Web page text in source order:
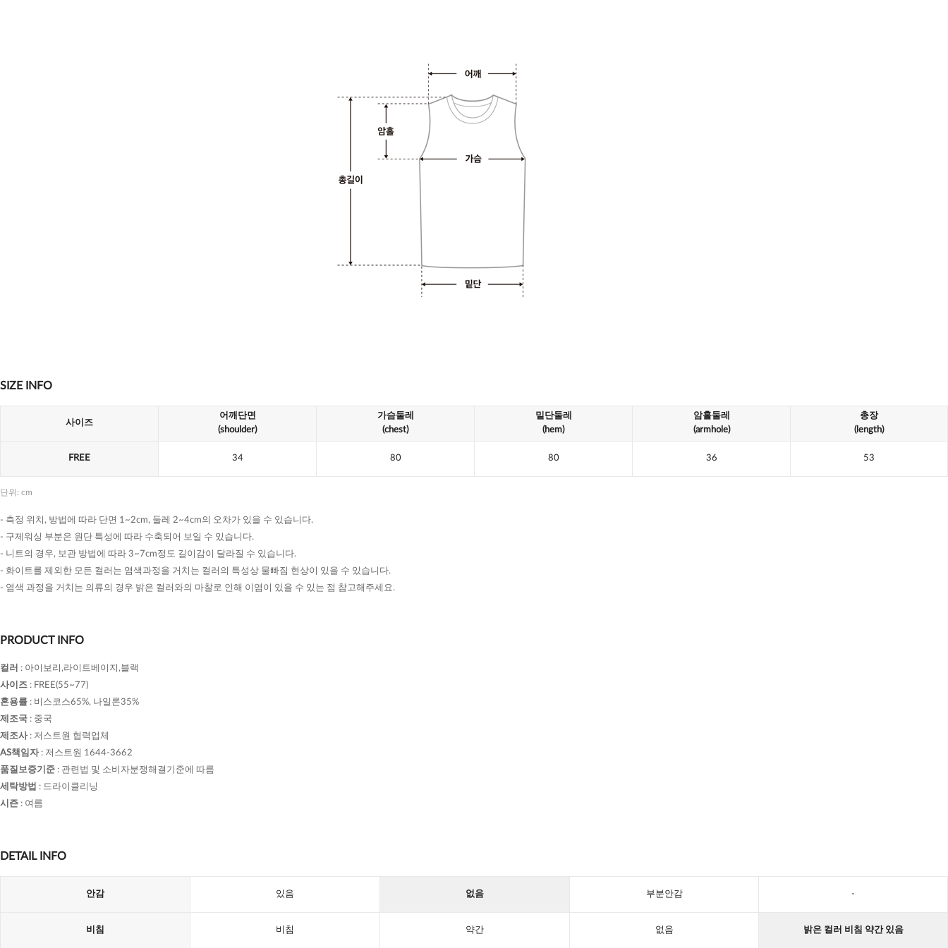
SIZE INFO
사이즈
어깨단면
(shoulder)
가슴둘레
(chest)
밑단둘레
(hem)
암홀둘레
(armhole)
총장
(length)
FREE 34 80 80 36 53
단위: cm
- 측정 위치, 방법에 따라 단면 1~2cm, 둘레 2~4cm의 오차가 있을 수 있습니다.
- 구제워싱 부분은 원단 특성에 따라 수축되어 보일 수 있습니다.
- 니트의 경우, 보관 방법에 따라 3~7cm정도 길이감이 달라질 수 있습니다.
- 화이트를 제외한 모든 컬러는 염색과정을 거치는 컬러의 특성상 물빠짐 현상이 있을 수 있습니다.
- 염색 과정을 거치는 의류의 경우 밝은 컬러와의 마찰로 인해 이염이 있을 수 있는 점 참고해주세요.
PRODUCT INFO
컬러 : 아이보리,라이트베이지,블랙
사이즈 : FREE(55~77)
혼용률 : 비스코스65%, 나일론35%
제조국 : 중국
제조사: 저스트원 협력업체
AS책임자: 저스트원 1644-3662
품질보증기준 : 관련법 및 소비자분쟁해결기준에 따름
세탁방법 : 드라이클리닝
시즌 : 여름
DETAIL INFO
안감 있음 없음 부분안감 -
비침 비침 약간 없음 밝은 컬러 비침 약간 있음